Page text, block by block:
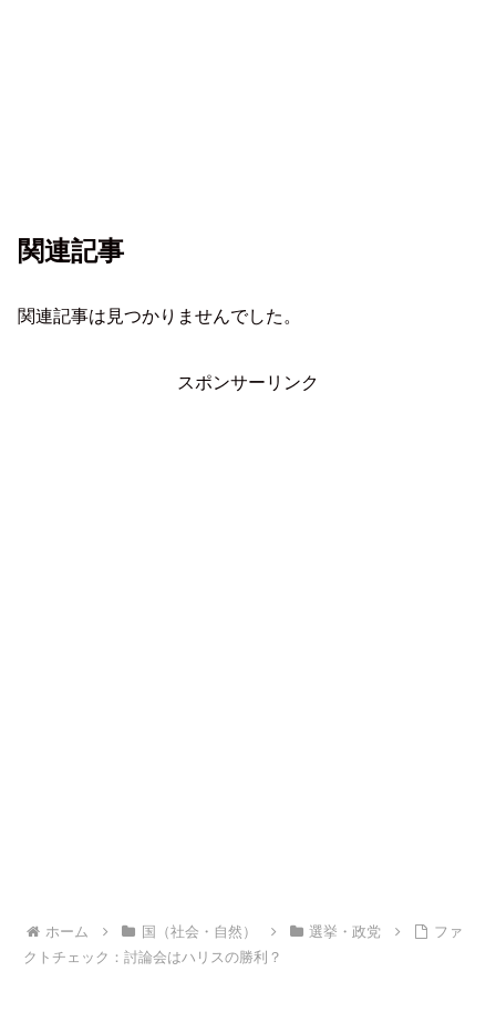
関連記事
関連記事は見つかりませんでした。
スポンサーリンク
ホーム 国（社会・自然） 選挙・政党
ファ
クトチェック：討論会はハリスの勝利？